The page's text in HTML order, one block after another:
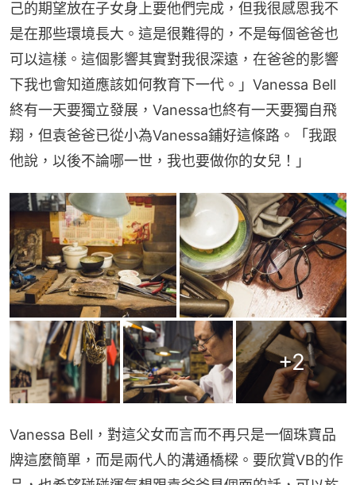
己的期望放在子女身上要他們完成，但我很感恩我不
是在那些環境長大。這是很難得的，不是每個爸爸也
可以這樣。這個影響其實對我很深遠，在爸爸的影響
下我也會知道應該如何教育下一代。」Vanessa Bell
終有一天要獨立發展，Vanessa也終有一天要獨自飛
翔，但袁爸爸已從小為Vanessa鋪好這條路。「我跟
他說，以後不論哪一世，我也要做你的女兒！」
+2
Vanessa Bell，對這父女而言而不再只是一個珠寶品
牌這麼簡單，而是兩代人的溝通橋樑。要欣賞VB的作